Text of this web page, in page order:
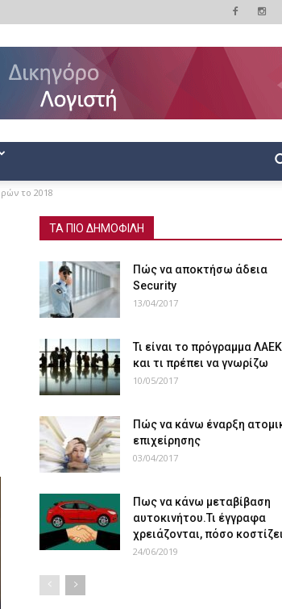
το 2018
ΤΑ ΠΙΟ ΔΗΜΟΦΙΛΗ
Πώς να αποκτήσω άδεια
Security
13/04/2017
Τι είναι το πρόγραμμα ΛΑΕΚ
και τι πρέπει να γνωρίζω
10/05/2017
Πώς να κάνω έναρξη
επιχείρησης
03/04/2017
Πως να κάνω μεταβίβαση
αυτοκινήτου.Τι έγγραφα
χρειάζονται, πόσο κοστίζει
24/06/2019